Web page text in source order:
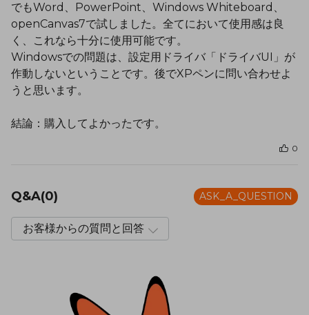
でもWord、PowerPoint、Windows Whiteboard、
openCanvas7で試しました。全てにおいて使用感は良
く、これなら十分に使用可能です。
Windowsでの問題は、設定用ドライバ「ドライバUI」が
作動しないということです。後でXPペンに問い合わせよ
うと思います。
結論：購入してよかったです。
0
Q&A(0) ASK_A_QUESTION